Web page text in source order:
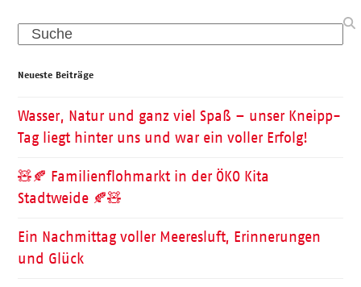
Search
Neueste Beiträge
Wasser, Natur und ganz viel Spaß – unser Kneipp-
Tag liegt hinter uns und war ein voller Erfolg!
🧸🍂 Familienflohmarkt in der ÖKO Kita
Stadtweide 🍂🧸
Ein Nachmittag voller Meeresluft, Erinnerungen
und Glück